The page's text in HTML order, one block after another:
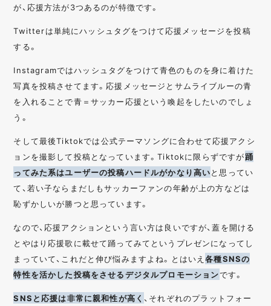
が、応援方法が3つあるのが特徴です。
Twitterは単純にハッシュタグをつけて応援メッセージを投稿
する。
Instagramではハッシュタグをつけて青色のものを身に着けた
写真を投稿させてます。応援メッセージとサムライブルーの青
を入れることで青＝サッカー応援という喚起をしたいのでしょ
う。
そして最後Tiktokでは公式テーマソングに合わせて応援アクシ
ョンを撮影して投稿となっています。Tiktokに限らずですが踊
ってみた系はユーザーの投稿ハードルがかなり高いと思ってい
て、若い子ならまだしもサッカーファンの年齢が上の方などは
恥ずかしいが勝つと思っています。
なので、応援アクションという言い方は良いですが、蓋を開ける
とやはり応援歌に載せて踊ってみてというプレゼンになってし
まっていて、これだと伸び悩みますよね。とはいえ各種SNSの
特性を活かした投稿をさせるデジタルプロモーションです。
SNSと応援は非常に親和性が高く、それぞれのプラットフォー